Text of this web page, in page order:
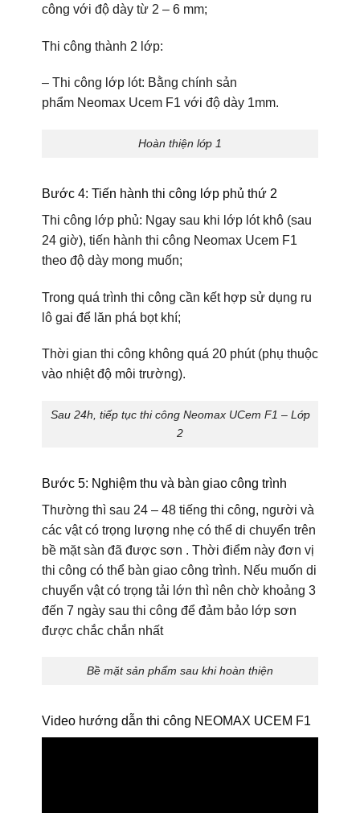
công với độ dày từ 2 – 6 mm;
Thi công thành 2 lớp:
– Thi công lớp lót: Bằng chính sản
phẩm Neomax Ucem F1với độ dày 1mm.
Hoàn thiện lớp 1
Bước 4: Tiến hành thi công lớp phủ thứ 2
Thi công lớp phủ: Ngay sau khi lớp lót khô (sau
24 giờ), tiến hành thi công Neomax Ucem F1
theo độ dày mong muốn;
Trong quá trình thi công cần kết hợp sử dụng ru
lô gai để lăn phá bọt khí;
Thời gian thi công không quá 20 phút (phụ thuộc
vào nhiệt độ môi trường).
Sau 24h, tiếp tục thi công Neomax UCem F1 – Lớp
2
Bước 5: Nghiệm thu và bàn giao công trình
Thường thì sau 24 – 48 tiếng thi công, người và
các vật có trọng lượng nhẹ có thể di chuyển trên
bề mặt sàn đã được sơn . Thời điểm này đơn vị
thi công có thể bàn giao công trình. Nếu muốn di
chuyển vật có trọng tải lớn thì nên chờ khoảng 3
đến 7 ngày sau thi công để đảm bảo lớp sơn
được chắc chắn nhất
Bề mặt sản phẩm sau khi hoàn thiện
Video hướng dẫn thi công NEOMAX UCEM F1